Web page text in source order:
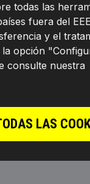
todas las
fuera del
y el
opción
consulte nuestra
LAS